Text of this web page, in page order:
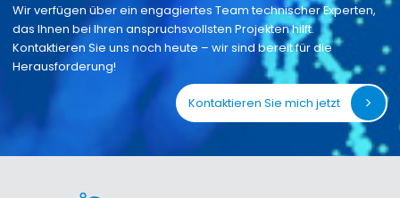
Wir verfügen über ein engagiertes Team technischer Experten,
das Ihnen bei Ihren anspruchsvollsten Projekten hilft.
Kontaktieren Sie uns noch heute – wir sind bereit für die
Herausforderung!
Kontaktieren Sie mich jetzt